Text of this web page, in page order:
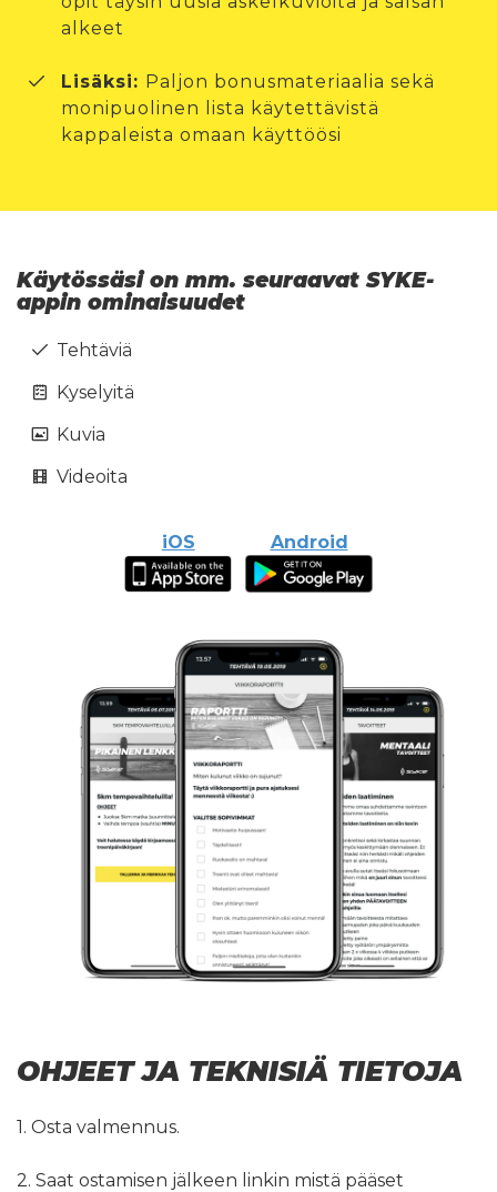
alkeet
Lisäksi: Paljon bonusmateriaalia sekä
monipuolinen lista käytettävistä
kappaleista omaan käyttöösi
Käytössäsi on mm. seuraavat SYKE-
appin ominaisuudet
Tehtäviä
Kyselyitä
Kuvia
Videoita
iOS Android
OHJEET JA TEKNISIÄ TIETOJA
1. Osta valmennus.
2. Saat ostamisen jälkeen linkin mistä pääset